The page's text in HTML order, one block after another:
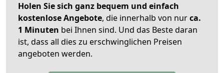
Holen Sie sich ganz bequem und einfach
kostenlose Angebote, die innerhalb von nurca.
1 Minuten bei Ihnen sind. Und das Beste daran
ist, dass all dies zu erschwinglichen Preisen
angeboten werden.